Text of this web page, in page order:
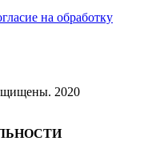
на обработку
2020